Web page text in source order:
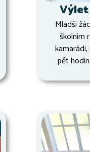
Výlet
Mladší
školním
pět